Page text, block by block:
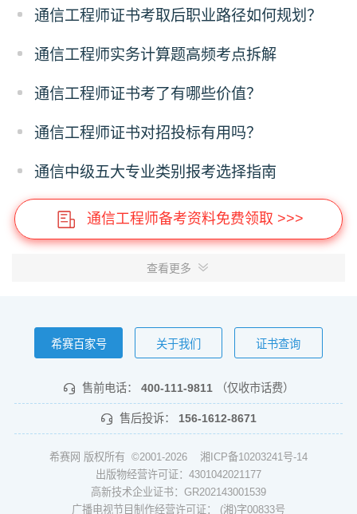
通信工程师证书考取后职业路径如何规划？
通信工程师实务计算题高频考点拆解
通信工程师证书考了有哪些价值？
通信工程师证书对招投标有用吗？
通信中级五大专业类别报考选择指南
通信工程师备考资料免费领取 >>>
查看更多
希赛百家号 关于我们 证书查询
售前电话： 400-111-9811 （仅收市话费）
售后投诉： 156-1612-8671
希赛网 版权所有 ©2001-2026 湘ICP备10203241号-14
出版物经营许可证：4301042021177
高新技术企业证书：GR202143001539
广播电视节目制作经营许可证： (湘)字00833号